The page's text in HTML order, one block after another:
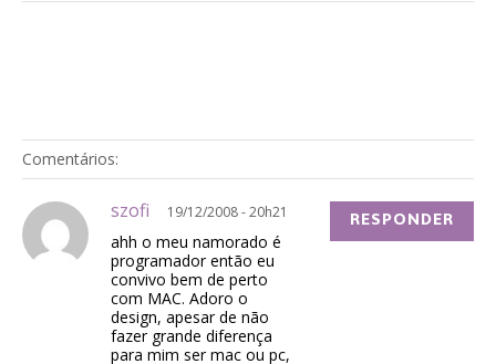
Comentários:
szofi 19/12/2008 - 20h21
ahh o meu namorado é
programador então eu
convivo bem de perto
com MAC. Adoro o
design, apesar de não
fazer grande diferença
para mim ser mac ou pc,
RESPONDER